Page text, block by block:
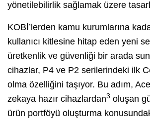
yönetilebilirlik sağlamak üzere
KOBİ’lerden kamu kurumlarına
kullanıcı kitlesine hitap eden yeni
üretkenlik ve güvenliği bir arada
cihazlar, P4 ve P2 serilerindeki ilk
olma özelliğini taşıyor. Bu adım,
zekaya hazır cihazlardan3 oluşan
ürün portföyü oluşturma